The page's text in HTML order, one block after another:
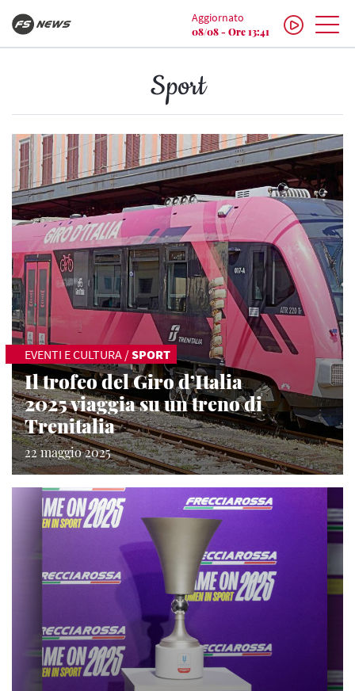
Aggiornato
08/08 - Ore 13:41
Sport
EVENTI E CULTURA /SPORT
Il trofeo del Giro d’Italia
2025 viaggia su un treno di
Trenitalia
22 maggio 2025